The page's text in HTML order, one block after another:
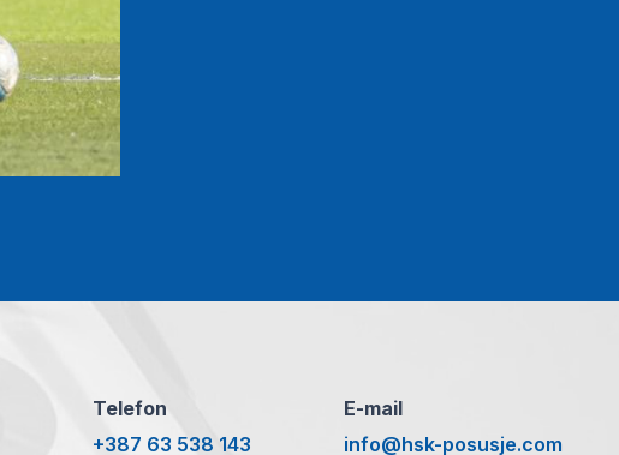
Telefon
+387 63 538 143
E-mail
info@hsk-posusje.com